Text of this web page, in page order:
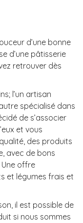
d’une bonne
d’une pâtisserie
retrouver dès
l’un artisan
spécialisé dans
de s’associer
et vous
des produits
avec de bons
offre
et légumes frais et
il est possible de
si nous sommes